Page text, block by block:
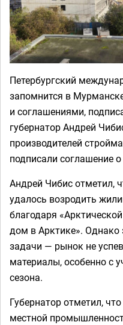
Петербургский
запомнится в
и соглашениями,
губернатор Андрей
производителей
подписали соглашение
Андрей Чибис отметил,
удалось возродить
благодаря
дом в Арктике». Однако
задачи — рынок не
материалы, особенно с
сезона.
Губернатор отметил,
местной